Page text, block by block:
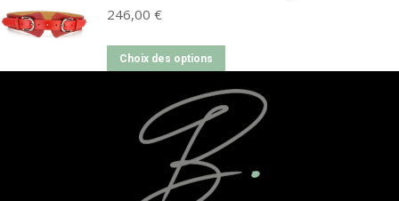
246,00 €
Choix des options